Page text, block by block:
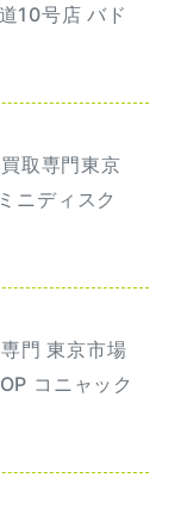
10号店 バド
取専門東京
ニディスク
門 東京市場
コニャック